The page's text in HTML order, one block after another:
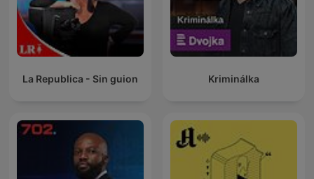
La Republica - Sin guion Kriminálka